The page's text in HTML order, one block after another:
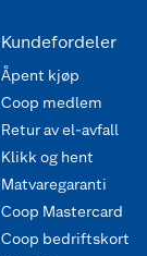
Kundefordeler
Åpent kjøp
Coop medlem
Retur av el-avfall
Klikk og hent
Matvaregaranti
Coop Mastercard
Coop bedriftskort